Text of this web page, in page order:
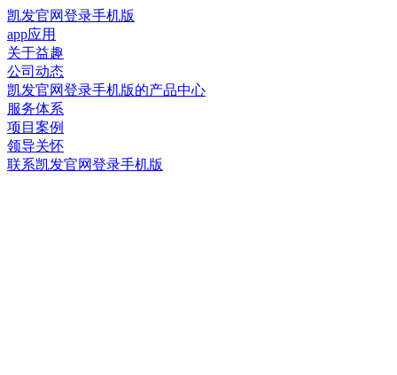
凯发官网登录手机版
app应用
关于益趣
公司动态
凯发官网登录手机版的产品中心
服务体系
项目案例
领导关怀
联系凯发官网登录手机版